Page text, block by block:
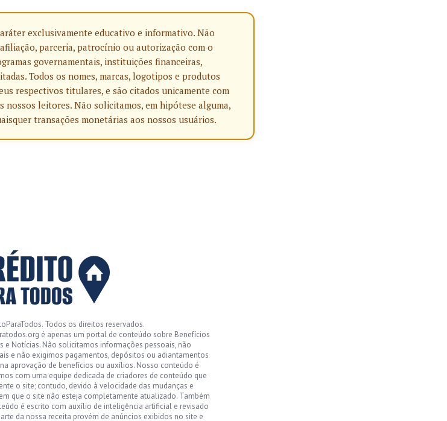
exclusivamente educativo e informativo. Não
parceria, patrocínio ou autorização com o
governamentais, instituições financeiras,
Todos os nomes, marcas, logotipos e produtos
respectivos titulares, e são citados unicamente com
leitores. Não solicitamos, em hipótese alguma,
transações monetárias aos nossos usuários.
Todos os direitos reservados.
é apenas um portal de conteúdo sobre Benefícios
e Notícias. Não solicitamos informações pessoais, não
e não exigimos pagamentos, depósitos ou adiantamentos
aprovação de benefícios ou auxílios. Nosso conteúdo é
com uma equipe dedicada de criadores de conteúdo que
o site; contudo, devido à velocidade das mudanças e
que o site não esteja completamente atualizado. Também
é escrito com auxílio de inteligência artificial e revisado
da nossa receita provém de anúncios exibidos no site e